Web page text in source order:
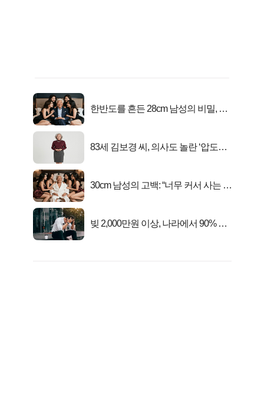
한반도를 흔든 28cm 남성의 비밀, 매
83세 김보경 씨, 의사도 놀란 ‘압도적
30cm 남성의 고백: “너무 커서 사는 게
빚 2,000만원 이상, 나라에서 90% 갚